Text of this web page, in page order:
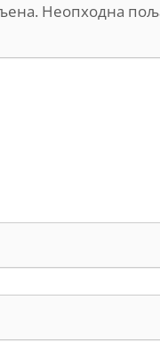
Неопходна